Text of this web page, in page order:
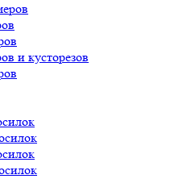
и кусторезов